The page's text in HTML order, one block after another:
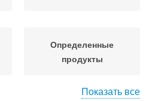
Определенные
продукты
Показать все